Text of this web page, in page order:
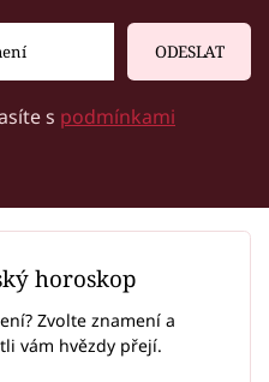
ODESLAT
s podmínkami
horoskop
Zvolte znamení a
vám hvězdy přejí.